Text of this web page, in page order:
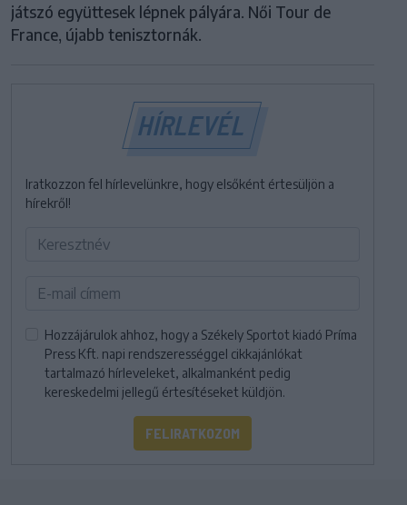
játszó együttesek lépnek pályára. Női Tour de
France, újabb tenisztornák.
HÍRLEVÉL
Iratkozzon fel hírlevelünkre, hogy elsőként értesüljön a
hírekről!
Hozzájárulok ahhoz, hogy a Székely Sportot kiadó Príma
Press Kft. napi rendszerességgel cikkajánlókat
tartalmazó hírleveleket, alkalmanként pedig
kereskedelmi jellegű értesítéseket küldjön.
FELIRATKOZOM